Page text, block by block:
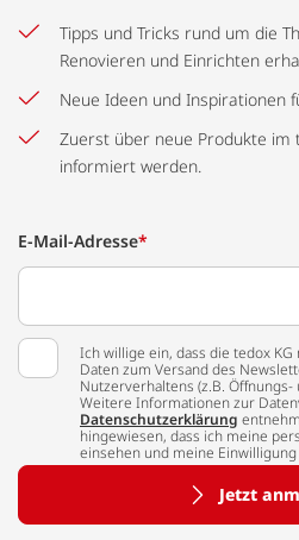
Tipps und Tricks rund um die
Renovieren und Einrichten
Neue Ideen und Inspirationen
Zuerst über neue Produkte im
informiert werden.
E-Mail-Adresse*
Ich willige ein, dass die tedox
Daten zum Versand des
Nutzerverhaltens (z.B.
Weitere Informationen zur
Datenschutzerklärung
hingewiesen, dass ich meine
einsehen und meine
Jetzt